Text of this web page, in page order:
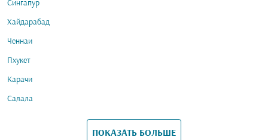
Сингапур
Хайдарабад
Ченнаи
Пхукет
Карачи
Салала
ПОКАЗАТЬ БОЛЬШЕ